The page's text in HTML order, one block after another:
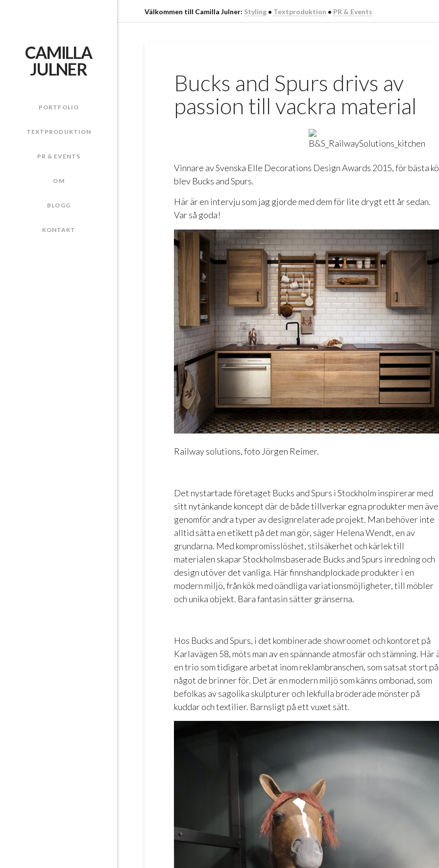
Välkommen till Camilla Julner: Styling • Textproduktion • PR & Events
CAMILLA
JULNER
PORTFOLIO
TEXTPRODUKTION
PR & EVENTS
OM
BLOGG
KONTAKT
Bucks and Spurs drivs av
passion till vackra material
Vinnare av Svenska Elle Decorations Design Awards 2015, för bästa
blev Bucks and Spurs.
Här är en intervju som jag gjorde med dem för lite drygt ett år sedan.
Var så goda!
Railway solutions, foto Jörgen Reimer.
Det nystartade företaget Bucks and Spurs i Stockholm inspirerar med
sitt nytänkande koncept där de både tillverkar egna produkter men
genomför andra typer av designrelaterade projekt. Man behöver inte
alltid sätta en etikett på det man gör, säger Helena Wendt, en av
grundarna. Med kompromisslöshet, stilsäkerhet och kärlek till
materialen skapar Stockholmsbaserade Bucks and Spurs inredning och
design utöver det vanliga. Här finnshandplockade produkter i en
modern miljö, från kök med oändliga variationsmöjligheter, till möbler
och unika objekt. Bara fantasin sätter gränserna.
Hos Bucks and Spurs, i det kombinerade showroomet och kontoret på
Karlavägen 58, möts man av en spännande atmosfär och stämning. Här
en trio som tidigare arbetat inom reklambranschen, som satsat stort på
något de brinner för. Det är en modern miljö som känns ombonad, som
befolkas av sagolika skulpturer och lekfulla broderade mönster på
kuddar och textilier. Barnsligt på ett vuxet sätt.